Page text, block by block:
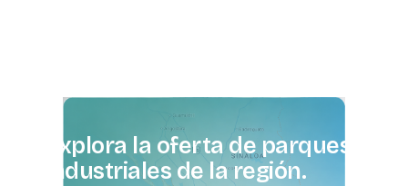
Explora la oferta de parques
industriales de laregión.